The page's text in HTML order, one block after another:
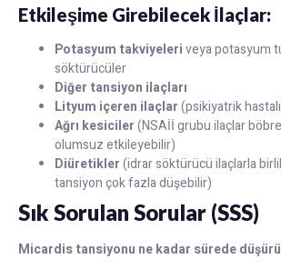
Etkileşime Girebilecek İlaçlar:
Potasyum takviyeleriveya potasyum
söktürücüler
Diğer tansiyon ilaçları
Lityum içeren ilaçlar(psikiyatrik
Ağrı kesiciler(NSAİİ grubu ilaçlar
olumsuz etkileyebilir)
Diüretikler(idrar söktürücü ilaçlarla
tansiyon çok fazla düşebilir)
Sık Sorulan Sorular (SSS)
Micardis tansiyonu ne kadar sürede